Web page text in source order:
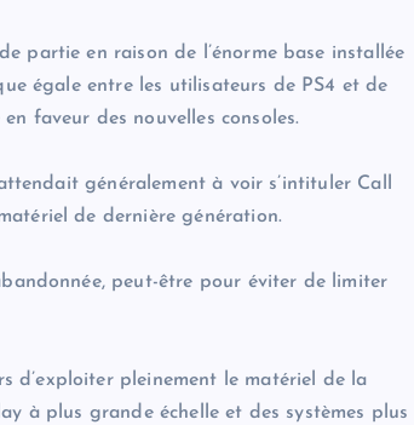
partie en raison de l’énorme base installée
égale entre les utilisateurs de PS4 et de
faveur des nouvelles consoles.
généralement à voir s’intituler Call
de dernière génération.
peut-être pour éviter de limiter
d’exploiter pleinement le matériel de la
à plus grande échelle et des systèmes plus